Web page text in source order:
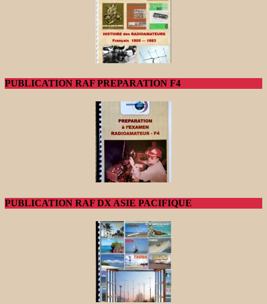
PUBLICATION RAF PREPARATION F4
PUBLICATION RAF DX ASIE PACIFIQUE